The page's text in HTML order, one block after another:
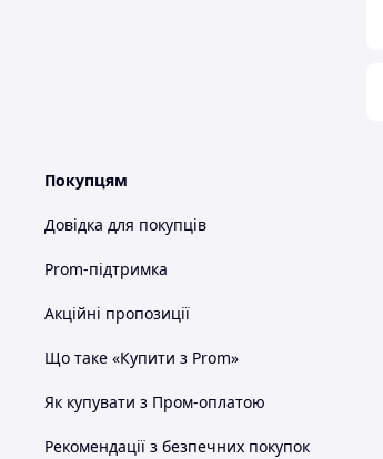
Покупцям
Довідка для покупців
Prom-підтримка
Акційні пропозиції
Що таке «Купити з Prom»
Як купувати з Пром-оплатою
Рекомендації з безпечних покупок